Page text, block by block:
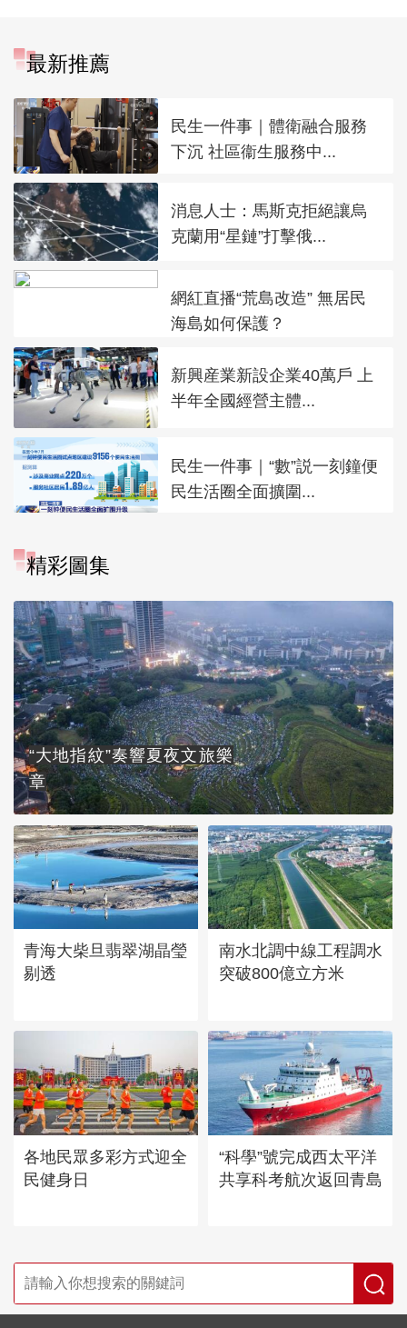
最新推薦
民生一件事｜體衛融合服務
下沉 社區衞生服務中...
消息人士：馬斯克拒絕讓烏
克蘭用“星鏈”打擊俄...
網紅直播“荒島改造” 無居民
海島如何保護？
新興産業新設企業40萬戶 上
半年全國經營主體...
民生一件事｜“數”説一刻鐘便
民生活圈全面擴圍...
精彩圖集
“大地指紋”奏響夏夜文旅樂
章
青海大柴旦翡翠湖晶瑩
剔透
南水北調中線工程調水
突破800億立方米
各地民眾多彩方式迎全
民健身日
“科學”號完成西太平洋
共享科考航次返回青島